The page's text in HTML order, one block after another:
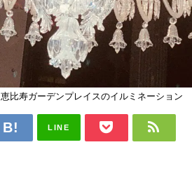
恵比寿ガーデンプレイスのイルミネーション
LINE